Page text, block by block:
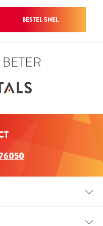
van onze
BESTEL SNEL